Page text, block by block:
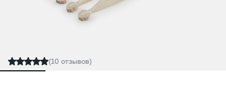
(10 отзывов)